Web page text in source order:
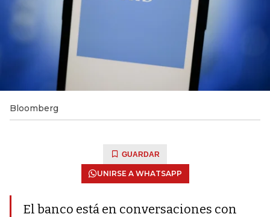
Bloomberg
GUARDAR
UNIRSE A WHATSAPP
El banco está en conversaciones con